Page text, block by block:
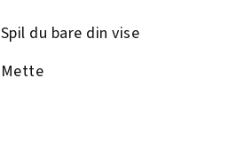
Spil du bare din vise
Mette